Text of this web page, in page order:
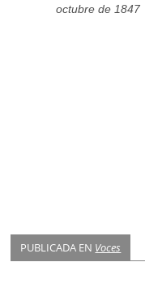
octubre de 1847
PUBLICADA EN Voces